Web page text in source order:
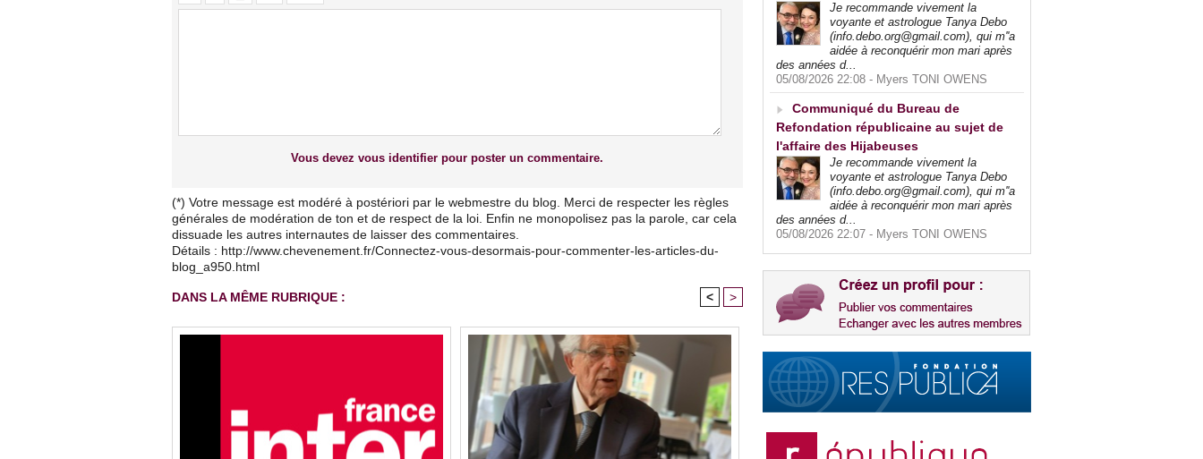
Vous devez vous identifier pour poster un commentaire.
(*) Votre message est modéré à postériori par le webmestre du blog. Merci de respecter les règles
générales de modération de ton et de respect de la loi. Enfin ne monopolisez pas la parole, car cela
dissuade les autres internautes de laisser des commentaires.
Détails : http://www.chevenement.fr/Connectez-vous-desormais-pour-commenter-les-articles-du-
blog_a950.html
DANS LA MÊME RUBRIQUE : < >
Je recommande vivement la
voyante et astrologue Tanya Debo
(info.debo.org@gmail.com), qui m''a
aidée à reconquérir mon mari après
des années d...
05/08/2026 22:08 - Myers TONI OWENS
Communiqué du Bureau de
Refondation républicaine au sujet de
l'affaire des Hijabeuses
Je recommande vivement la
voyante et astrologue Tanya Debo
(info.debo.org@gmail.com), qui m''a
aidée à reconquérir mon mari après
des années d...
05/08/2026 22:07 - Myers TONI OWENS